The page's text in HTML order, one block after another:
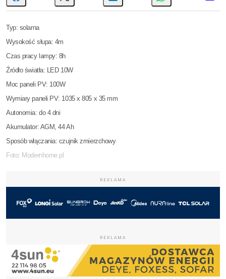
Typ: solarna
Wysokość słupa: 4m
Czas pracy lampy: 8h
Źródło światła: LED 10W
Moc paneli PV: 100W
Wymiary paneli PV: 1035 x 805 x 35 mm
Autonomia: do 4 dni
Akumulator: AGM, 44 Ah
Sposób włączania: czujnik zmierzchowy
Foto: Modernhome.pl
REKLAMA
REKLAMA